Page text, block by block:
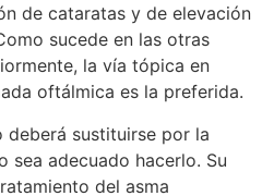
de cataratas y de elevación
sucede en las otras
la vía tópica en
oftálmica es la preferida.
sustituirse por la
sea adecuado hacerlo. Su
del asma